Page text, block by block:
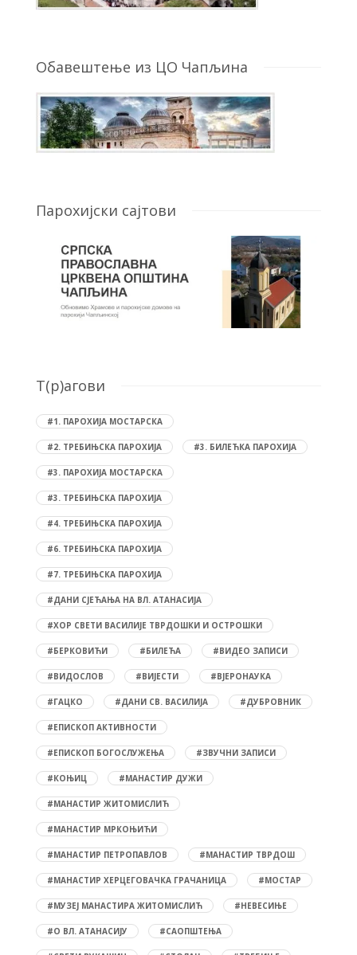
Обавештење из ЦО Чапљина
Парохијски сајтови
T(р)агови
#1. ПАРОХИЈА МОСТАРСКА
#2. ТРЕБИЊСКА ПАРОХИЈА #3. БИЛЕЋКА ПАРОХИЈА
#3. ПАРОХИЈА МОСТАРСКА
#3. ТРЕБИЊСКА ПАРОХИЈА
#4. ТРЕБИЊСКА ПАРОХИЈА
#6. ТРЕБИЊСКА ПАРОХИЈА
#7. ТРЕБИЊСКА ПАРОХИЈА
#ДАНИ СЈЕЋАЊА НА ВЛ. АТАНАСИЈА
#ХОР СВЕТИ ВАСИЛИЈЕ ТВРДОШКИ И ОСТРОШКИ
#БЕРКОВИЋИ #БИЛЕЋА #ВИДЕО ЗАПИСИ
#ВИДОСЛОВ #ВИЈЕСТИ #ВЈЕРОНАУКА
#ГАЦКО #ДАНИ СВ. ВАСИЛИЈА #ДУБРОВНИК
#ЕПИСКОП АКТИВНОСТИ
#ЕПИСКОП БОГОСЛУЖЕЊА #ЗВУЧНИ ЗАПИСИ
#КОЊИЦ #МАНАСТИР ДУЖИ
#МАНАСТИР ЖИТОМИСЛИЋ
#МАНАСТИР МРКОЊИЋИ
#МАНАСТИР ПЕТРОПАВЛОВ #МАНАСТИР ТВРДОШ
#МАНАСТИР ХЕРЦЕГОВАЧКА ГРАЧАНИЦА #МОСТАР
#МУЗЕЈ МАНАСТИРА ЖИТОМИСЛИЋ #НЕВЕСИЊЕ
#О ВЛ. АТАНАСИЈУ #САОПШТЕЊА